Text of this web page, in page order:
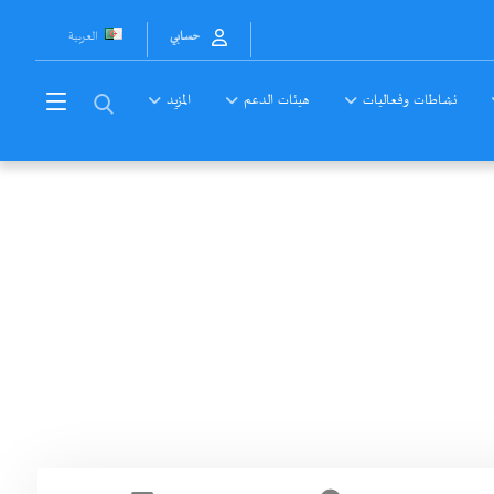
العربية حسابي
نشاطات وفعاليات هيئات الدعم المزيد